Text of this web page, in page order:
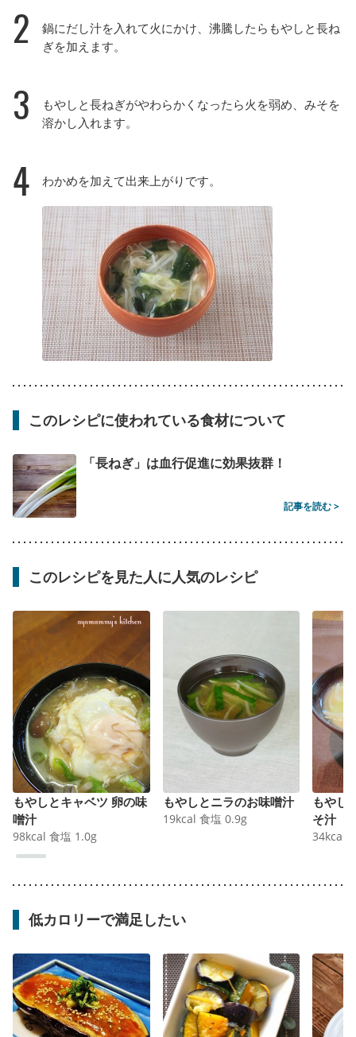
2
鍋にだし汁を入れて火にかけ、沸騰したらもやしと長ね
ぎを加えます。
3
もやしと長ねぎがやわらかくなったら火を弱め、みそを
溶かし入れます。
4 わかめを加えて出来上がりです。
このレシピに使われている食材について
「長ねぎ」は血行促進に効果抜群！
記事を読む >
このレシピを見た人に人気のレシピ
もやしとキャベツ 卵の味
噌汁
98kcal 食塩 1.0g
もやしとニラのお味噌汁
19kcal 食塩 0.9g
もやし
そ汁
34kcal
低カロリーで満足したい